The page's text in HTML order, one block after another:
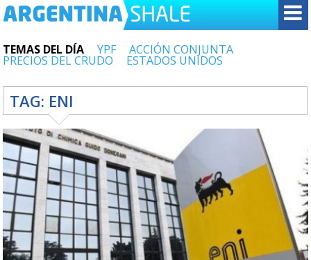
TEMAS DEL DÍA YPF ACCIÓN CONJUNTA
PRECIOS DEL CRUDO ESTADOS UNIDOS
TAG: ENI